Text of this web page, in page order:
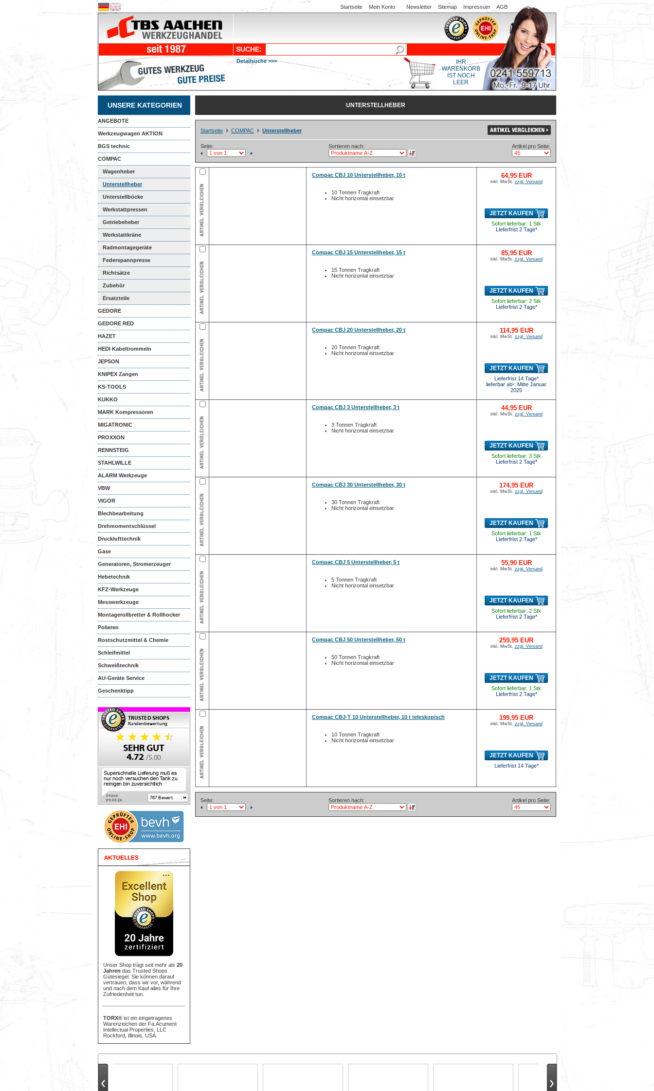
Startseite Mein Konto Newsletter Sitemap Impressum AGB
SUCHE:
Detailsuche >>>
IHR
WARENKORB
IST NOCH
LEER
UNSERE KATEGORIEN
ANGEBOTE
Werkzeugwagen AKTION
BGS technic
COMPAC
Wagenheber
Unterstellheber
Unterstellböcke
Werkstattpressen
Getriebeheber
Werkstattkräne
Radmontagegeräte
Federspannpresse
Richtsätze
Zubehör
Ersatzteile
GEDORE
GEDORE RED
HAZET
HEDI Kabeltrommeln
JEPSON
KNIPEX Zangen
KS-TOOLS
KUKKO
MARK Kompressoren
MIGATRONIC
PROXXON
RENNSTEIG
STAHLWILLE
ALARM Werkzeuge
VBW
VIGOR
Blechbearbeitung
Drehmomentschlüssel
Drucklufttechnik
Gase
Generatoren, Stromerzeuger
Hebetechnik
KFZ-Werkzeuge
Messwerkzeuge
Montagerollbretter & Rollhocker
Polieren
Rostschutzmittel & Chemie
Schleifmittel
Schweißtechnik
AU-Geräte Service
Geschenktipp
Unser Shop trägt seit mehr als 20
Jahren das Trusted Shops
Gütesiegel. Sie können darauf
vertrauen, dass wir vor, während
und nach dem Kauf alles für Ihre
Zufriedenheit tun.
TORX® ist ein eingetragenes
Warenzeichen der Fa.Acument
Intellectual Properties, LLC
Rockford, Illinois, USA.
UNTERSTELLHEBER
Startseite COMPAC Unterstellheber
Seite: Sortieren nach: Artikel pro Seite:
Compac CBJ 10 Unterstellheber, 10 t
10 Tonnen Tragkraft
64,95 EUR
inkl. MwSt. zzgl. Versand
JETZT KAUFEN
Sofort lieferbar: 1 Stk
Lieferfrist 2 Tage*
Compac CBJ 15 Unterstellheber, 15 t
15 Tonnen Tragkraft
85,95 EUR
inkl. MwSt. zzgl. Versand
JETZT KAUFEN
Sofort lieferbar: 2 Stk
Lieferfrist 2 Tage*
Compac CBJ 20 Unterstellheber, 20 t
20 Tonnen Tragkraft
114,95 EUR
inkl. MwSt. zzgl. Versand
JETZT KAUFEN
Lieferfrist 14 Tage*
lieferbar ab¹: Mitte Januar
2025
Compac CBJ 3 Unterstellheber, 3 t
3 Tonnen Tragkraft
44,95 EUR
inkl. MwSt. zzgl. Versand
JETZT KAUFEN
Sofort lieferbar: 3 Stk
Lieferfrist 2 Tage*
Compac CBJ 30 Unterstellheber, 30 t
30 Tonnen Tragkraft
174,95 EUR
inkl. MwSt. zzgl. Versand
JETZT KAUFEN
Sofort lieferbar: 1 Stk
Lieferfrist 2 Tage*
Compac CBJ 5 Unterstellheber, 5 t
5 Tonnen Tragkraft
55,90 EUR
inkl. MwSt. zzgl. Versand
JETZT KAUFEN
Sofort lieferbar: 2 Stk
Lieferfrist 2 Tage*
Compac CBJ 50 Unterstellheber, 50 t
50 Tonnen Tragkraft
259,95 EUR
inkl. MwSt. zzgl. Versand
JETZT KAUFEN
Sofort lieferbar: 1 Stk
Lieferfrist 2 Tage*
Compac CBJ-T 10 Unterstellheber, 10 t teleskopisch
10 Tonnen Tragkraft
199,95 EUR
inkl. MwSt. zzgl. Versand
JETZT KAUFEN
Lieferfrist 14 Tage*
Seite: Sortieren nach: Artikel pro Seite: